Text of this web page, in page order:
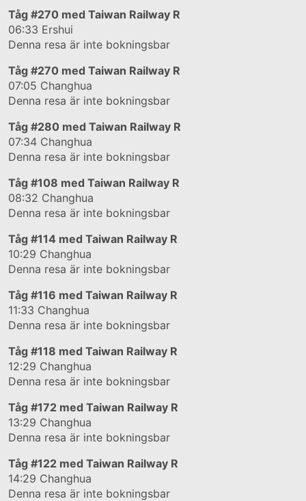
Tåg #270 med Taiwan Railway R
06:33 Ershui
Denna resa är inte bokningsbar
Tåg #270 med Taiwan Railway R
07:05 Changhua
Denna resa är inte bokningsbar
Tåg #280 med Taiwan Railway R
07:34 Changhua
Denna resa är inte bokningsbar
Tåg #108 med Taiwan Railway R
08:32 Changhua
Denna resa är inte bokningsbar
Tåg #114 med Taiwan Railway R
10:29 Changhua
Denna resa är inte bokningsbar
Tåg #116 med Taiwan Railway R
11:33 Changhua
Denna resa är inte bokningsbar
Tåg #118 med Taiwan Railway R
12:29 Changhua
Denna resa är inte bokningsbar
Tåg #172 med Taiwan Railway R
13:29 Changhua
Denna resa är inte bokningsbar
Tåg #122 med Taiwan Railway R
14:29 Changhua
Denna resa är inte bokningsbar